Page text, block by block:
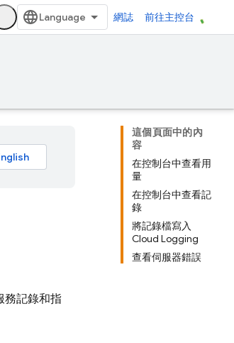
網誌 前往主控台
這個頁面中的內
容
在控制台中查看用
量
在控制台中查看記
錄
將記錄檔寫入
Cloud Logging
查看伺服器錯誤
務記錄和指